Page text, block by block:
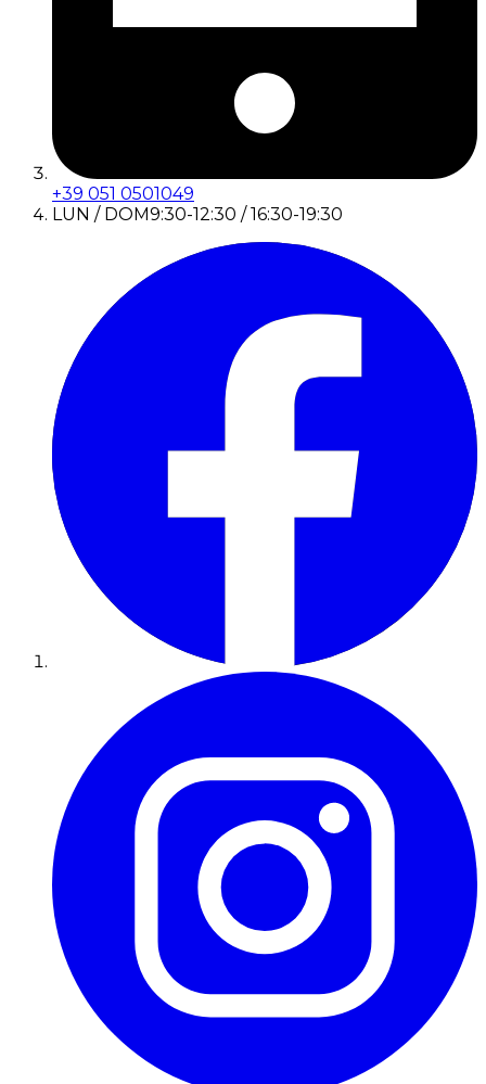
+39 051 0501049
LUN / DOM9:30-12:30 / 16:30-19:30